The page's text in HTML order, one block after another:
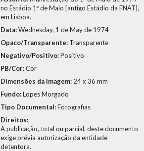
no Estádio 1º de Maio [antigo Estádio da FNAT],
em Lisboa.
Data:Wednesday, 1 de May de 1974
Opaco/Transparente: Transparente
Negativo/Positivo:Positivo
PB/Cor:Cor
Dimensões da Imagem: 24 x 36 mm
Fundo:Lopes Morgado
Tipo Documental:Fotografias
Direitos:
A publicação, total ou parcial, deste documento
exige prévia autorização da entidade
detentora.